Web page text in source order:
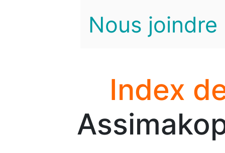
Nous joindre
Index